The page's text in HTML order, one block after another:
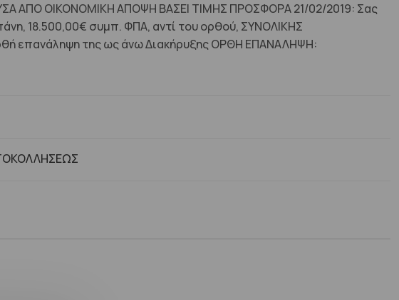
ΑΠΟ ΟΙΚΟΝΟΜΙΚΗ ΑΠΟΨΗ ΒΑΣΕΙ ΤΙΜΗΣ ΠΡΟΣΦΟΡΑ 21/02/2019: Σας
18.500,00€ συμπ. ΦΠΑ, αντί του ορθού, ΣΥΝΟΛΙΚΗΣ
επανάληψη της ως άνω Διακήρυξης ΟΡΘΗ ΕΠΑΝΑΛΗΨΗ: